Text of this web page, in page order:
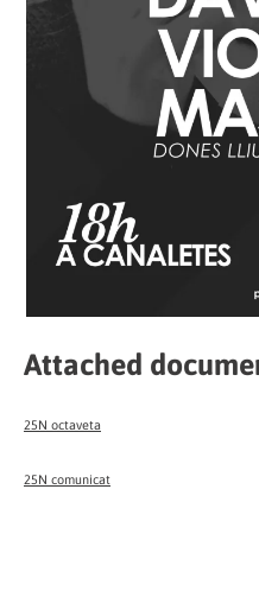
Attached
25N octaveta
25N comunicat